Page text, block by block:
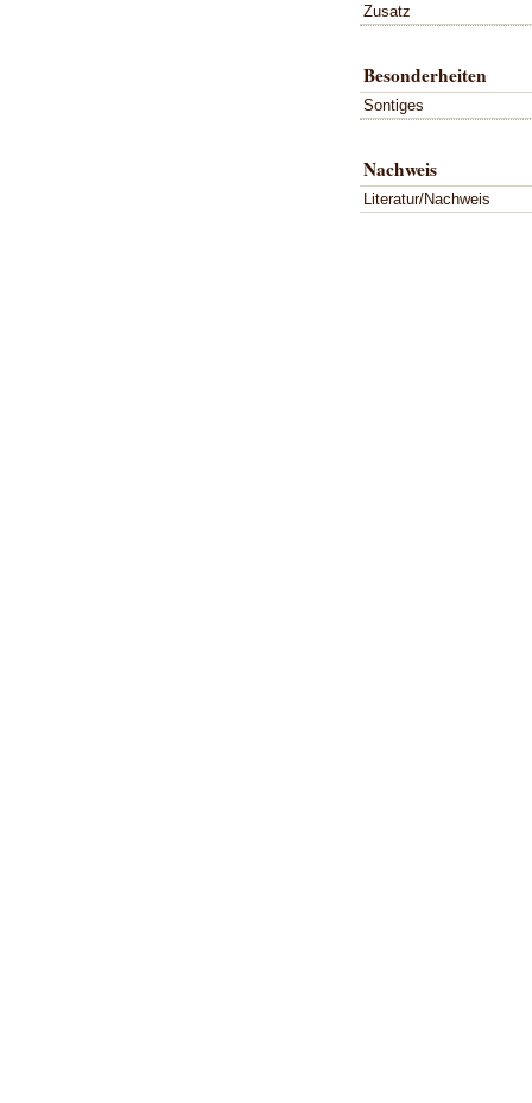
Zusatz
Besonderheiten
Sontiges
Nachweis
Literatur/Nachweis